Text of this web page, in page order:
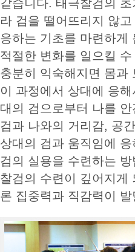
같습니다. 태극찰검의
라 검을 떨어뜨리지 않
응하는 기초를 마련하게
적절한 변화를 일으킬
충분히 익숙해지면 몸과
이 과정에서 상대에 응
대의 검으로부터 나를
검과 나와의 거리감, 공
상대의 검과 움직임에
검의 실용을 수련하는
찰검의 수련이 깊어지게
론 집중력과 직감력이